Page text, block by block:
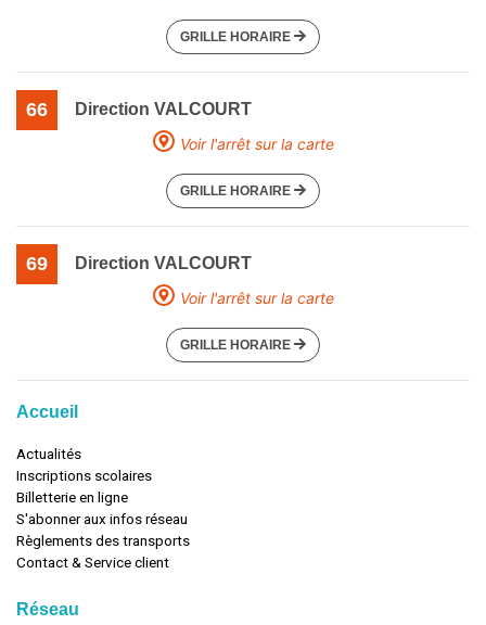
GRILLE HORAIRE
66
Direction VALCOURT
Voir l'arrêt sur la carte
GRILLE HORAIRE
69
Direction VALCOURT
Voir l'arrêt sur la carte
GRILLE HORAIRE
Accueil
Actualités
Inscriptions scolaires
Billetterie en ligne
S'abonner aux infos réseau
Règlements des transports
Contact & Service client
Réseau